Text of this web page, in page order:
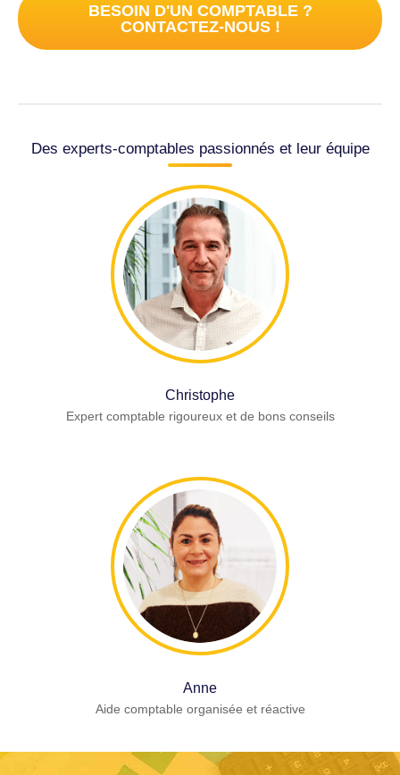
BESOIN D'UN COMPTABLE ?
CONTACTEZ-NOUS !
Des experts-comptables passionnés et leur équipe
Christophe
Expert comptable rigoureux et de bons conseils
Anne
Aide comptable organisée et réactive